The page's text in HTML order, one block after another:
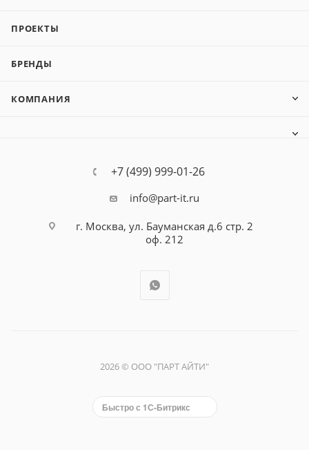
ПРОЕКТЫ
БРЕНДЫ
КОМПАНИЯ
+7 (499) 999-01-26
info@part-it.ru
г. Москва, ул. Бауманская д.6 стр. 2
оф. 212
2026 © ООО "ПАРТ АЙТИ"
Быстро с 1С-Битрикс